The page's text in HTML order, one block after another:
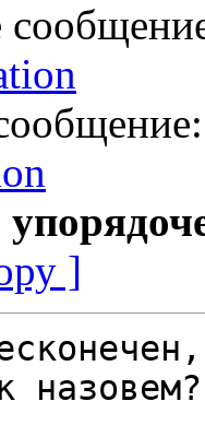
]
назовем?